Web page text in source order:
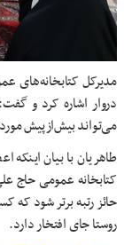
مدیرکل کتابخانه‌های
دروار اشاره کرد و
می‌تواند بیش‌ازپیش مورد
طاهریان با بیان
کتابخانه عمومی حاج
حائز رتبه برتر شود
روستا جای افتخار دارد.